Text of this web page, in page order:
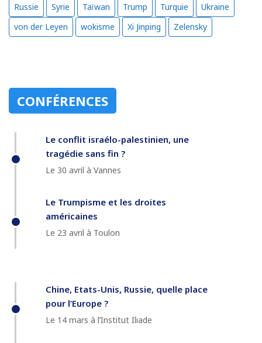
Russie
Syrie Taïwan Trump Turquie
Ukraine
von der Leyen
wokisme Xi Jinping Zelensky
CONFÉRENCES
Le conflit israélo-palestinien, une
tragédie sans fin ?
Le 30 avril à Vannes
Le Trumpisme et les droites
américaines
Le 23 avril à Toulon
Chine, Etats-Unis, Russie, quelle place
pour l’Europe ?
Le 14 mars à l’Institut Iliade